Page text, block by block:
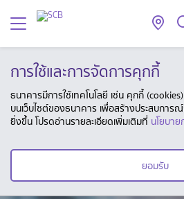
การใช้และการจัดการคุกกี้
ธนาคารมีการใช้เทคโนโลยี เช่น คุกกี้
บนเว็บไซต์ของธนาคาร เพื่อสร้างประสบการ
ยิ่งขึ้น โปรดอ่านรายละเอียดเพิ่มเติมที่ นโยบา
ยอมรับ